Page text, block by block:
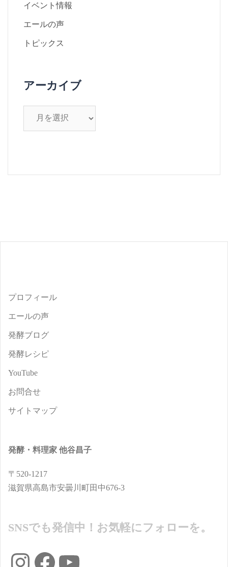
イベント情報
エールの声
トピックス
アーカイブ
プロフィール
エールの声
発酵ブログ
発酵レシピ
YouTube
お問合せ
サイトマップ
発酵・料理家 他谷昌子
〒520-1217
滋賀県高島市安曇川町田中676-3
SNSでも発信中！お気軽にフォローを。
InstagramFacebookYouTube